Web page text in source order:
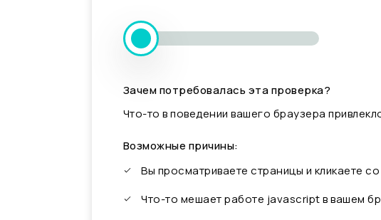
Зачем потребовалась эта проверка?
Что-то в поведении вашего браузера
Возможные причины:
Вы просматриваете страницы и кликаете
Что-то мешает работе javascript в вашем